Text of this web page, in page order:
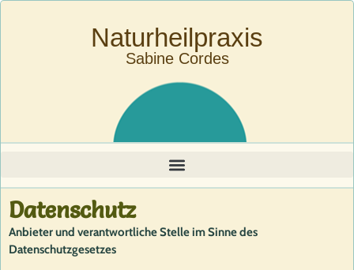
Naturheilpraxis
Sabine Cordes
Datenschutz
Anbieter und verantwortliche Stelle im Sinne des
Datenschutzgesetzes